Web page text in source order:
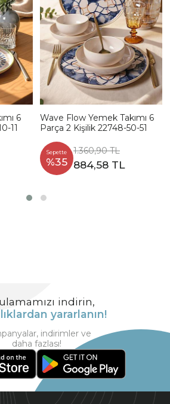
6
11
Wave Flow Yemek Takımı 6
Parça 2 Kişilik 22748-50-51
Sepette
%35
1.360,90 TL
884,58 TL
indirin,
yararlanın!
indirimler ve
daha fazlası!